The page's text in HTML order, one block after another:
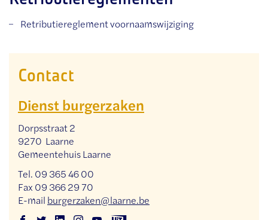
Retributiereglement voornaamswijziging
Contact
Dienst burgerzaken
Adres
Dorpsstraat 2
,9270 Laarne
Gemeentehuis Laarne
Tel. 09 365 46 00
Fax 09 366 29 70
E-
mail
burgerzaken@laarne.be